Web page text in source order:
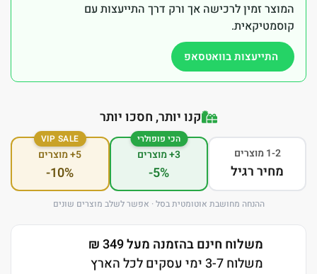
המוצר זמין לרכישה אך ורק דרך התייעצות עם
קוסמטיקאית.
התייעצות בוואטסאפ
קנו יותר, חסכו יותר
1-2 מוצרים
מחיר רגיל
הכי פופולרי
3+ מוצרים
-5%
VIP SALE
5+ מוצרים
-10%
ההנחה מחושבת אוטומטית בסל · אפשר לשלב מוצרים שונים
משלוח חינם בהזמנה מעל 349 ₪
משלוח 3-7 ימי עסקים לכל הארץ